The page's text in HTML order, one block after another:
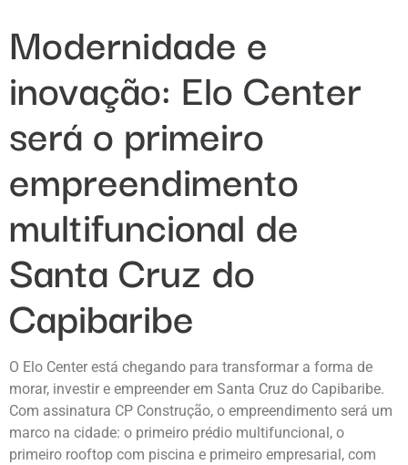
Modernidade e
inovação: Elo Center
será o primeiro
empreendimento
multifuncional de
Santa Cruz do
Capibaribe
O Elo Center está chegando para transformar a forma de
morar, investir e empreender em Santa Cruz do Capibaribe.
Com assinatura CP Construção, o empreendimento será um
marco na cidade: o primeiro prédio multifuncional, o
primeiro rooftop com piscina e primeiro empresarial, com